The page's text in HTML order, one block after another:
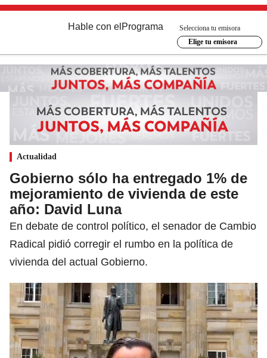
Hable con el Programa
Selecciona tu emisora
Elige tu emisora
Actualidad
Gobierno sólo ha entregado 1% de
mejoramiento de vivienda de este
año: David Luna
En debate de control político, el senador de Cambio
Radical pidió corregir el rumbo en la política de
vivienda del actual Gobierno.